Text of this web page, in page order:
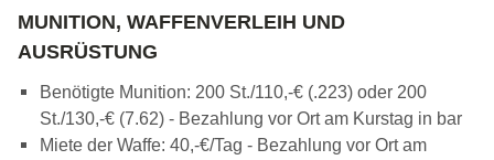
MUNITION, WAFFENVERLEIH UND
AUSRÜSTUNG
Benötigte Munition: 200 St./110,-€ (.223) oder 200
St./130,-€ (7.62) - Bezahlung vor Ort am Kurstag in bar
Miete der Waffe: 40,-€/Tag - Bezahlung vor Ort am